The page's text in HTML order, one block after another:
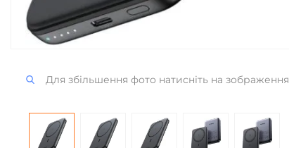
Для збільшення фото натисніть на зображення